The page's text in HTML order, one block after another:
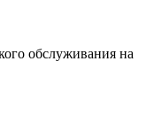
обслуживания на